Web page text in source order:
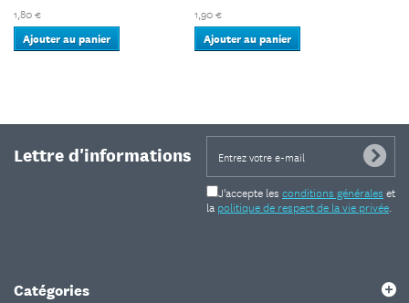
1,80 €
Ajouter au panier
1,90 €
Ajouter au panier
Lettre d'informations
J'accepte les conditions générales et
la politique de respect de la vie privée.
Catégories